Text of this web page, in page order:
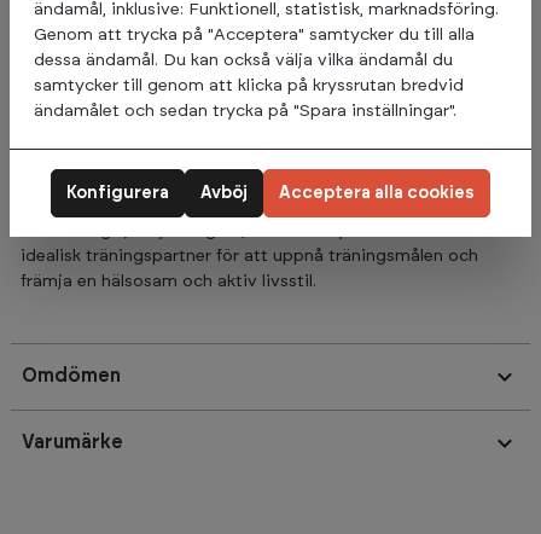
Den ergonomiska utformningen av monkey baren ger
användaren ett bekvämt grepp och möjliggör en effektiv
träning för överkroppsmusklerna. Dessutom erbjuder den
användare möjligheten att utveckla sin styrka, uthållighet och
förbättra sin överkroppsstyrka eller en erfaren atlet som vill
idealisk träningspartner för att uppnå träningsmålen och
främja en hälsosam och aktiv livsstil.
Omdömen
Varumärke
ändamål, inklusive: Funktionell, statistisk, marknadsföring.
Genom att trycka på "Acceptera" samtycker du till alla
dessa ändamål. Du kan också välja vilka ändamål du
samtycker till genom att klicka på kryssrutan bredvid
ändamålet och sedan trycka på "Spara inställningar".
Avböj
Konfigurera Acceptera alla cookies